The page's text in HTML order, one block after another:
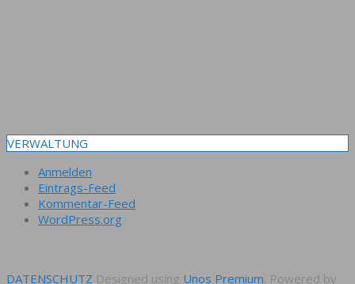
VERWALTUNG
Anmelden
Eintrags-Feed
Kommentar-Feed
WordPress.org
DATENSCHUTZ Designed using Unos Premium. Powered by